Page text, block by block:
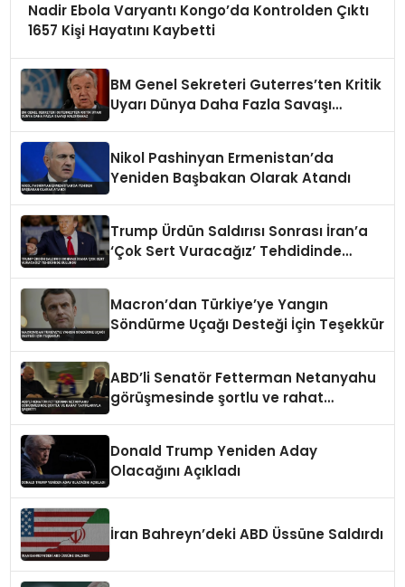
Nadir Ebola Varyantı Kongo’da Kontrolden Çıktı
1657 Kişi Hayatını Kaybetti
BM Genel Sekreteri Guterres’ten Kritik
Uyarı Dünya Daha Fazla Savaşı
Nikol Pashinyan Ermenistan’da
Yeniden Başbakan Olarak Atandı
Trump Ürdün Saldırısı Sonrası İran’a
‘Çok Sert Vuracağız’ Tehdidinde
Macron’dan Türkiye’ye Yangın
Söndürme Uçağı Desteği İçin Teşekkür
ABD’li Senatör Fetterman Netanyahu
görüşmesinde şortlu ve rahat
Donald Trump Yeniden Aday
Olacağını Açıkladı
İran Bahreyn’deki ABD Üssüne Saldırdı